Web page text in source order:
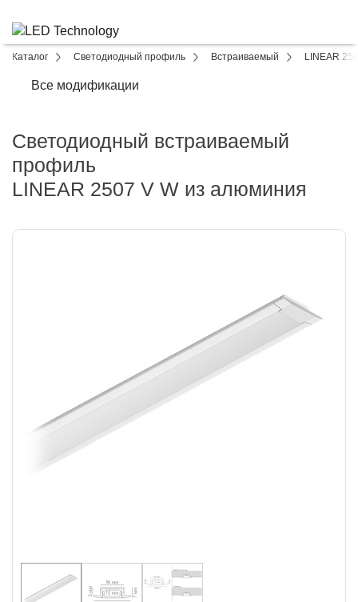
Каталог Светодиодный профиль Встраиваемый LINEAR
Все модификации
Светодиодный встраиваемый
профиль
LINEAR 2507 V W из алюминия